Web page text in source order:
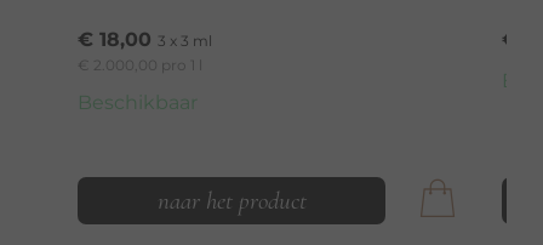
€ 18,00 3 x 3 ml
€ 2.000,00 pro 1 l
Beschikbaar
naar het product
€